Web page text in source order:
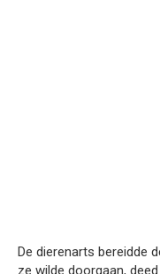
De dierenarts bereidde
ze wilde doorgaan,